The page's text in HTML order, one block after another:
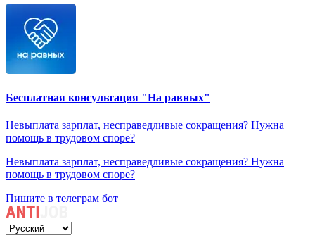
Бесплатная консультация "На равных"
Невыплата зарплат, несправедливые сокращения? Нужна
помощь в трудовом споре?
Невыплата зарплат, несправедливые сокращения? Нужна
помощь в трудовом споре?
Пишите в телеграм бот